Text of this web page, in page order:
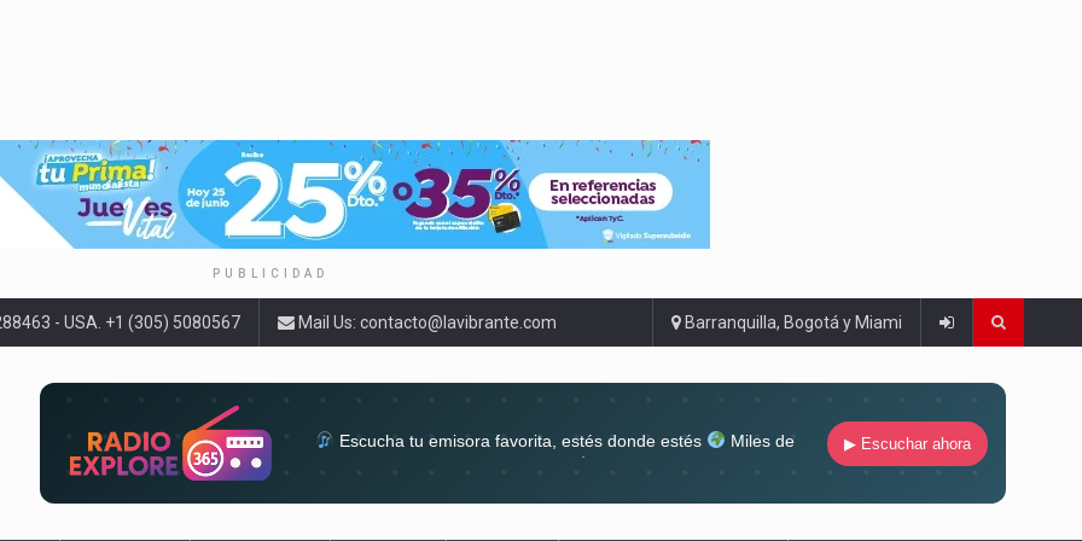
PUBLICIDAD
- USA. +1 (305) 5080567 Mail Us: contacto@lavibrante.com Barranquilla, Bogotá y Miami
Escucha tu emisora favorita, estés donde estés
Miles de
▶ Escuchar ahora